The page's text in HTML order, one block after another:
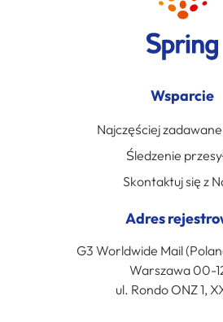
Wsparcie
Najczęściej
Śledzenie
Skontaktuj się z
Adres
G3 Worldwide Mail
Warszawa 00-
ul. Rondo ONZ 1,